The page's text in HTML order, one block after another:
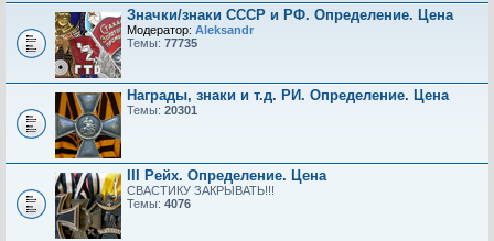
Значки/знаки СССР и РФ. Определение. Цена
Модератор: Aleksandr
Темы: 77735
Награды, знаки и т.д. РИ. Определение. Цена
Темы: 20301
III Рейх. Определение. Цена
СВАСТИКУ ЗАКРЫВАТЬ!!!
Темы: 4076